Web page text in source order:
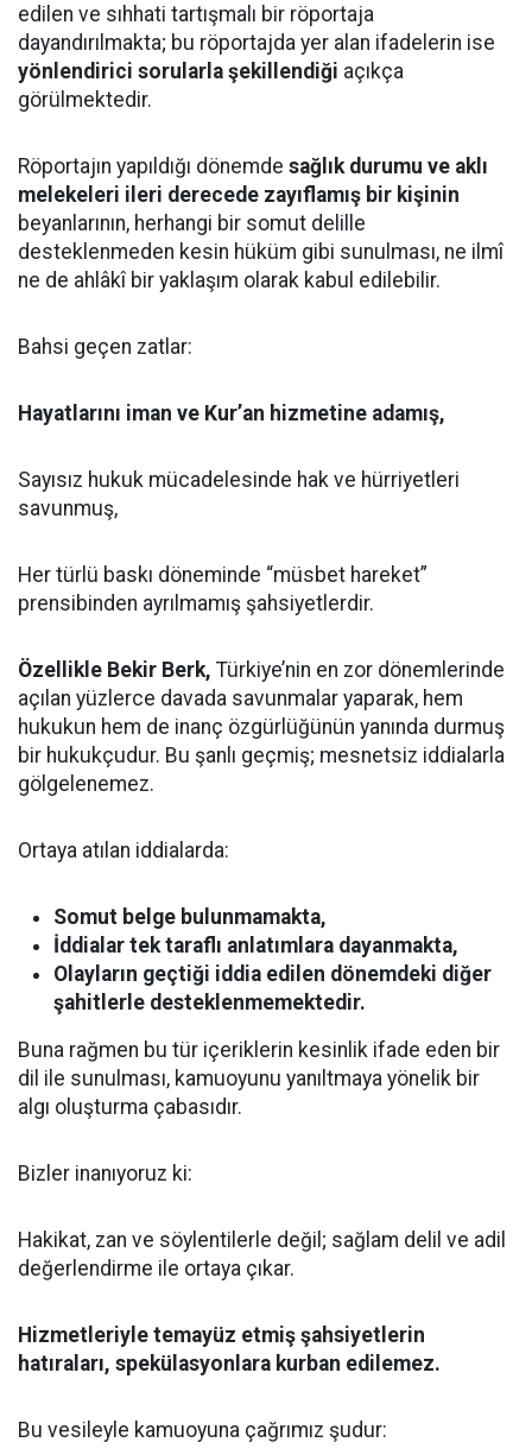
edilen ve sıhhati tartışmalı bir röportaja
dayandırılmakta; bu röportajda yer alan ifadelerin ise
yönlendirici sorularla şekillendiği açıkça
görülmektedir.
Röportajın yapıldığı dönemde sağlık durumu ve aklı
melekeleri ileri derecede zayıflamış bir kişinin
beyanlarının, herhangi bir somut delille
desteklenmeden kesin hüküm gibi sunulması, ne ilmî
ne de ahlâkî bir yaklaşım olarak kabul edilebilir.
Bahsi geçen zatlar:
Hayatlarını iman ve Kur’an hizmetine adamış,
Sayısız hukuk mücadelesinde hak ve hürriyetleri
savunmuş,
Her türlü baskı döneminde “müsbet hareket”
prensibinden ayrılmamış şahsiyetlerdir.
Özellikle Bekir Berk, Türkiye’nin en zor dönemlerinde
açılan yüzlerce davada savunmalar yaparak, hem
hukukun hem de inanç özgürlüğünün yanında durmuş
bir hukukçudur. Bu şanlı geçmiş; mesnetsiz iddialarla
gölgelenemez.
Ortaya atılan iddialarda:
Somut belge bulunmamakta,
İddialar tek taraflı anlatımlara dayanmakta,
Olayların geçtiği iddia edilen dönemdeki diğer
şahitlerle desteklenmemektedir.
Buna rağmen bu tür içeriklerin kesinlik ifade eden bir
dil ile sunulması, kamuoyunu yanıltmaya yönelik bir
algı oluşturma çabasıdır.
Bizler inanıyoruz ki:
Hakikat, zan ve söylentilerle değil; sağlam delil ve adil
değerlendirme ile ortaya çıkar.
Hizmetleriyle temayüz etmiş şahsiyetlerin
hatıraları, spekülasyonlara kurban edilemez.
Bu vesileyle kamuoyuna çağrımız şudur: